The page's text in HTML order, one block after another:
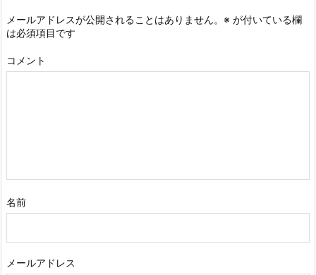
メールアドレスが公開されることはありません。 ※ が付いている欄
は必須項目です
コメント
名前
メールアドレス